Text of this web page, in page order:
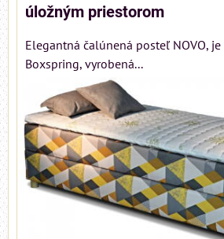
úložným priestorom
Elegantná čalúnená posteľ NOVO,
Boxspring, vyrobená...